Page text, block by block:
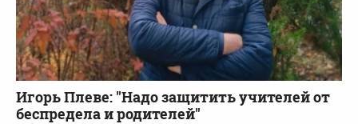
Игорь Плеве: "Надо защитить учителей от
беспредела и родителей"